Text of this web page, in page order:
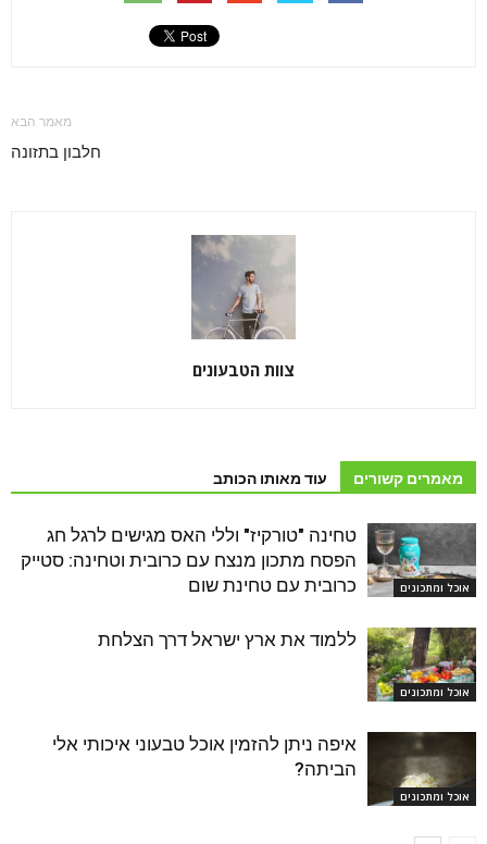
מאמר הבא
חלבון בתזונה
צוות הטבעונים
מאמרים קשורים עוד מאותו הכותב
אוכל ומתכונים
טחינה "טורקיז" וללי האס מגישים לרגל חג
הפסח מתכון מנצח עם כרובית וטחינה: סטייק
כרובית עם טחינת שום
אוכל ומתכונים
ללמוד את ארץ ישראל דרך הצלחת
אוכל ומתכונים
איפה ניתן להזמין אוכל טבעוני איכותי אלי
הביתה?